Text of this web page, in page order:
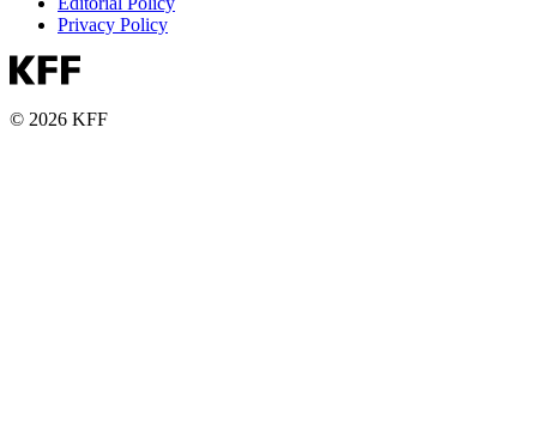
Privacy Policy
© 2026 KFF